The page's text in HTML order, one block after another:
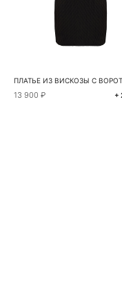
13 900 ₽ +